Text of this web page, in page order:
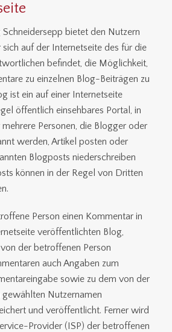
Schneidersepp bietet den Nutzern
auf der Internetseite des für die
befindet, die Möglichkeit,
zu einzelnen Blog-Beiträgen zu
ist ein auf einer Internetseite
öffentlich einsehbares Portal, in
Personen, die Blogger oder
werden, Artikel posten oder
Blogposts niederschreiben
können in der Regel von Dritten
Person einen Kommentar in
veröffentlichten Blog,
der betroffenen Person
auch Angaben zum
sowie zu dem von der
Nutzernamen
und veröffentlicht. Ferner wird
Provider (ISP) der betroffenen